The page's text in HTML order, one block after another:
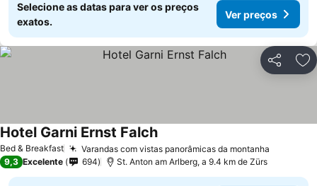
Selecione as datas para ver os preços
exatos.
Ver preços
Partilhar
Bed & Breakfast Varandas com vistas panorâmicas da montanha
Hotel Garni Ernst Falch
9,3 Excelente 694 St. Anton am Arlberg, a 9.4 km de Zürs